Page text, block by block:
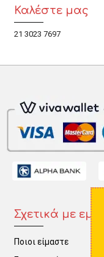
Καλέστε μας
21 3023 7697
Σχετικά με εμάς
Ποιοι είμαστε